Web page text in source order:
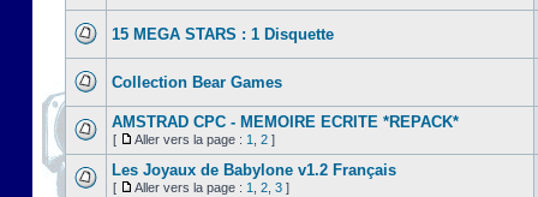
15 MEGA STARS : 1 Disquette
Collection Bear Games
AMSTRAD CPC - MEMOIRE ECRITE *REPACK*
[ Aller vers la page : 1 2 ]
Les Joyaux de Babylone v1.2 Français
[ Aller vers la page : 1 2 3 ]